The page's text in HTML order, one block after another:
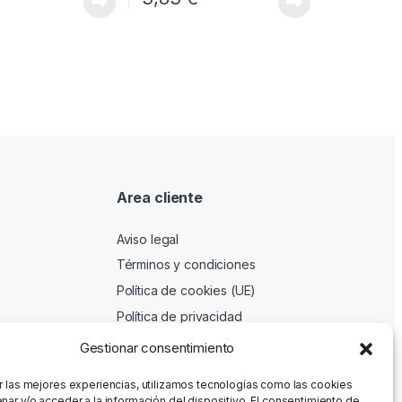
Gestionar consentimiento
las mejores experiencias, utilizamos tecnologías como las cookies
Area cliente
Aviso legal
Términos y condiciones
Política de cookies (UE)
Política de privacidad